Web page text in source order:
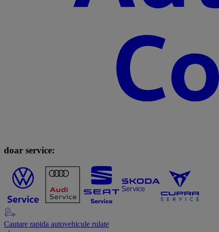
doar service:
Cautare rapida autovehicule rulate